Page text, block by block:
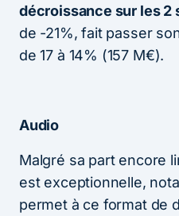
décroissance sur les 2
de -21%, fait passer
de 17 à 14% (157 M€).
Audio
Malgré sa part encore
est exceptionnelle,
permet à ce format de